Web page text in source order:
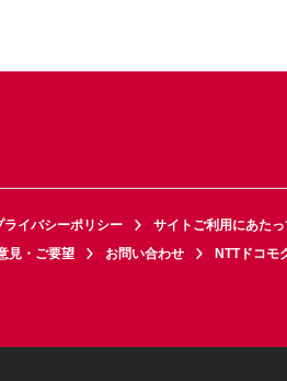
ライバシーポリシー サイトご利用にあたっ
見・ご要望 お問い合わせ NTTドコモ